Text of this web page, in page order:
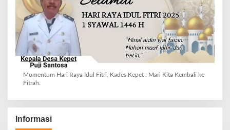
Momentum Hari Raya Idul Fitri, Kades Kepet : Mari Kita Kembali ke
Fitrah.
Informasi